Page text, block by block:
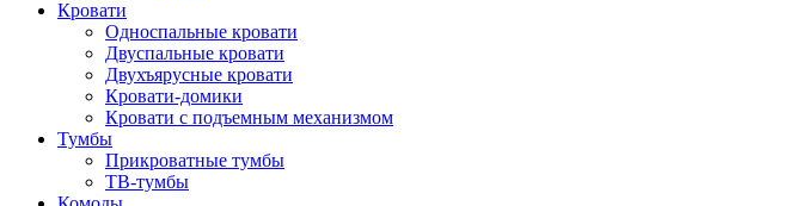
Кровати
Односпальные кровати
Двуспальные кровати
Двухъярусные кровати
Кровати-домики
Кровати с подъемным механизмом
Тумбы
Прикроватные тумбы
ТВ-тумбы